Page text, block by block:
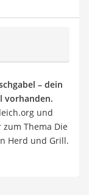
– dein
vorhanden.
und
Thema Die
Herd und Grill.